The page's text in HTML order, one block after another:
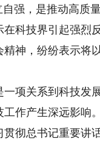
自强，是推动高
科技界引起强烈
神，纷纷表示将
关系到科技发
作产生深远影响
彻总书记重要讲